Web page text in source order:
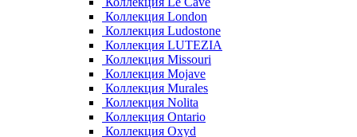
Коллекция London
Коллекция Ludostone
Коллекция LUTEZIA
Коллекция Missouri
Коллекция Mojave
Коллекция Murales
Коллекция Nolita
Коллекция Ontario
Коллекция Oxyd